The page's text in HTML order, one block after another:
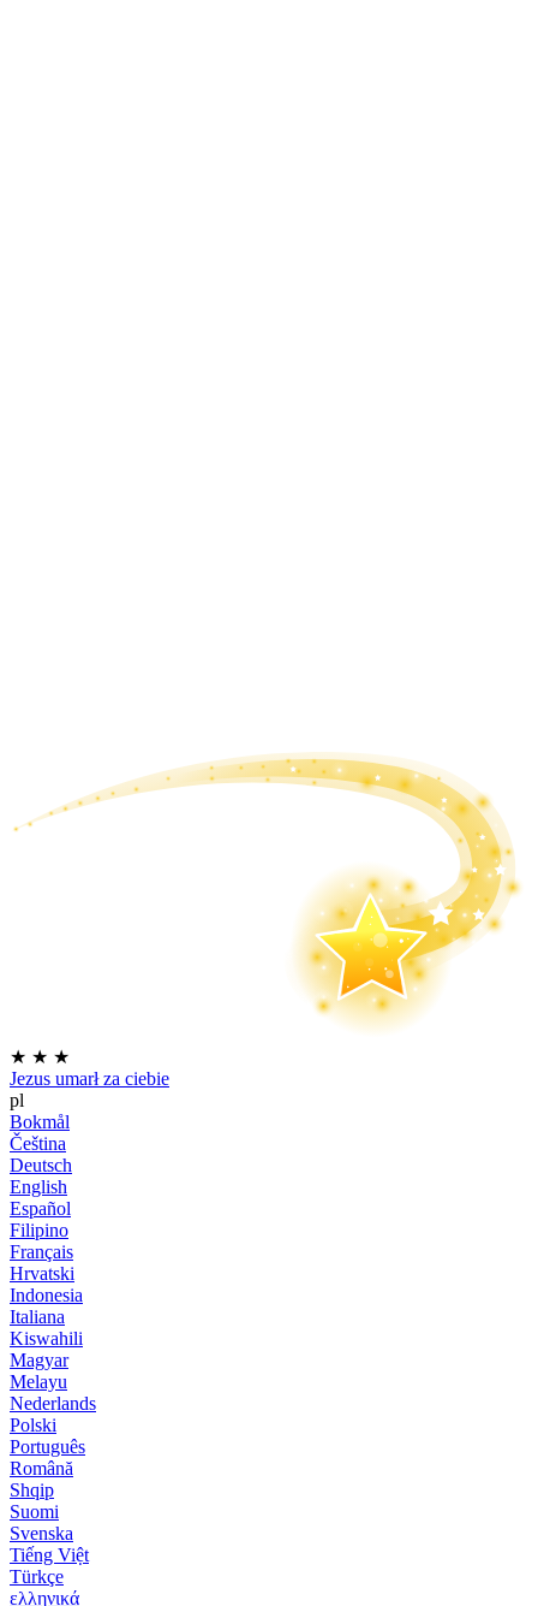
★ ★ ★
Jezus umarł za ciebie
pl
Bokmål
Čeština
Deutsch
English
Español
Filipino
Français
Hrvatski
Indonesia
Italiana
Kiswahili
Magyar
Melayu
Nederlands
Polski
Português
Română
Shqip
Suomi
Svenska
Tiếng Việt
Türkçe
ελληνικά